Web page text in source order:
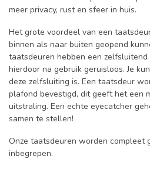
meer privacy, rust en sfeer in huis.
Het grote voordeel van een
binnen als naar buiten geopend
taatsdeuren hebben een
hierdoor na gebruik geruisloos. Je
deze zelfsluiting is. Een taatsdeur
plafond bevestigd, dit geeft het een
uitstraling. Een echte eyecatcher
samen te stellen!
Onze taatsdeuren worden compleet
inbegrepen.